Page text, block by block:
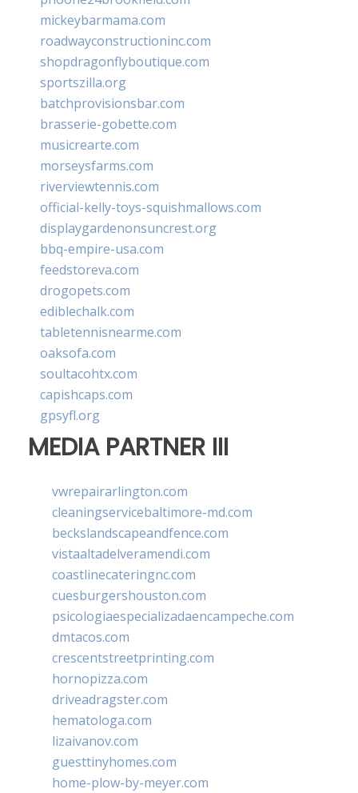
mickeybarmama.com
roadwayconstructioninc.com
shopdragonflyboutique.com
sportszilla.org
batchprovisionsbar.com
brasserie-gobette.com
musicrearte.com
morseysfarms.com
riverviewtennis.com
official-kelly-toys-squishmallows.com
displaygardenonsuncrest.org
bbq-empire-usa.com
feedstoreva.com
drogopets.com
ediblechalk.com
tabletennisnearme.com
oaksofa.com
soultacohtx.com
capishcaps.com
gpsyfl.org
MEDIA PARTNER III
vwrepairarlington.com
cleaningservicebaltimore-md.com
beckslandscapeandfence.com
vistaaltadelveramendi.com
coastlinecateringnc.com
cuesburgershouston.com
psicologiaespecializadaencampeche.com
dmtacos.com
crescentstreetprinting.com
hornopizza.com
driveadragster.com
hematologa.com
lizaivanov.com
guesttinyhomes.com
home-plow-by-meyer.com